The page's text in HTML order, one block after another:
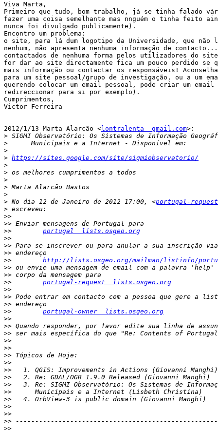
Viva Marta,
Primeiro que tudo, bom trabalho, já se tinha falado
fazer uma coisa semelhante mas nnguém o tinha feito
nunca foi divulgado publicamente).
Encontro um problema:
o site, para lá dum logotipo da Universidade, que não
nenhum, não apresenta nenhuma informação de
contactados de nenhuma forma pelos utilizadores do
for dar ao site directamente fica um pouco perdido se
mais informação ou contactar os responsáveis!
para um site pessoal/grupo de investigação, ou a um
querendo colocar um email pessoal, pode criar um
redireccionar para si por exemplo).
Cumprimentos,
Victor Ferreira
2012/1/13 Marta Alarcão <lontralenta  gmail.com>:
>
>
>
> https://sites.google.com/site/sigmiobservatorio/
>
>
>
>
>
> No dia 12 de Janeiro de 2012 17:00, <portugal-
>
>>
>>
>>
portugal  lists.osgeo.org
>>
>>
>>
>>
http://lists.osgeo.org/mailman/listinfo/
>>
>>
>>
portugal-request  lists.osgeo.org
>>
>>
>>
>>
portugal-owner  lists.osgeo.org
>>
>>
>>
>>
>>
>>
>>
>>
>>
>>
>>
>>
>>
>>
>>
>>